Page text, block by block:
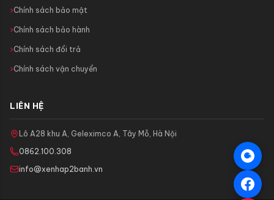
Chính sách bảo mật
Chính sách bảo hành
Chính sách đổi trả
Chính sách vận chuyển
LIÊN HỆ
Lô A28 khu A, Geleximco A, Tây Mỗ, Hà Nội
0862.100.308
info@xenhap2banh.vn